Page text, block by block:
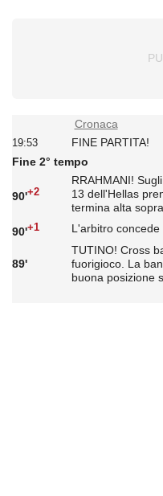
Cronaca
19:53
FINE PARTITA!
Fine 2° tempo
90'+2
RRAHMANI!
13 dell'Hellas
termina alta
90'+1 L'arbitro
89'
TUTINO! Cross
fuorigioco. La
buona posizione